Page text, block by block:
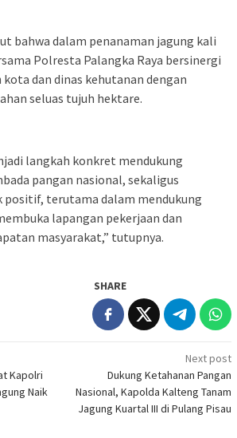
bahwa dalam penanaman jagung kali
Polresta Palangka Raya bersinergi
dan dinas kehutanan dengan
seluas tujuh hektare.
langkah konkret mendukung
pangan nasional, sekaligus
positif, terutama dalam mendukung
lapangan pekerjaan dan
masyarakat,” tutupnya.
SHARE
Kapolri
Naik
Next post
Dukung Ketahanan Pangan
Nasional, Kapolda Kalteng Tanam
Jagung Kuartal III di Pulang Pisau